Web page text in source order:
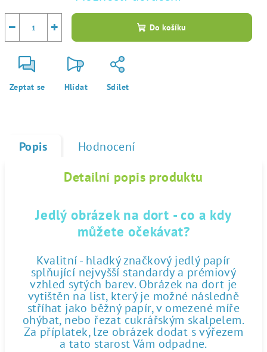
+
− Do košíku
Zeptat se Hlídat Sdílet
Popis Hodnocení
Detailní popis produktu
Jedlý obrázek na dort - co a kdy
můžete očekávat?
Kvalitní - hladký značkový jedlý papír
splňující nejvyšší standardy a prémiový
vzhled sytých barev. Obrázek na dort je
vytištěn na list, který je možné následně
stříhat jako běžný papír, v omezené míře
ohýbat, nebo řezat cukrářským skalpelem.
Za příplatek, lze obrázek dodat s výřezem
a tato starost Vám odpadne.